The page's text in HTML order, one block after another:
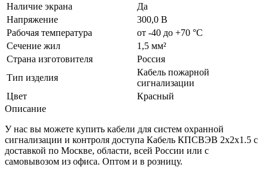
Наличие экрана
Да
Напряжение
300,0 В
Рабочая температура
от -40 до +70 °C
Сечение жил
1,5 мм²
Страна изготовителя
Россия
Тип изделия
Кабель пожарной
сигнализации
Цвет
Красный
Описание
У нас вы можете купить кабели для систем охранной
сигнализации и контроля доступа Кабель КПСВЭВ 2х2х1.5 с
доставкой по Москве, области, всей России или с
самовывозом из офиса. Оптом и в розницу.